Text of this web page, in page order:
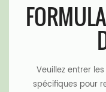
Veuillez entrer
spécifiques pour